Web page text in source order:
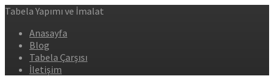
Tabela Yapımı ve İmalat
Anasayfa
Blog
Tabela Çarşısı
İletişim